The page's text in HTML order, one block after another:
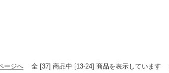
ージへ 全 [37] 商品中 [13-24] 商品を表示しています